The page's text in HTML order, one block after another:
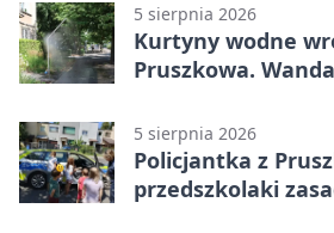
5 sierpnia 2026
Kurtyny wodne
Pruszkowa.
5 sierpnia 2026
Policjantka z
przedszkolaki